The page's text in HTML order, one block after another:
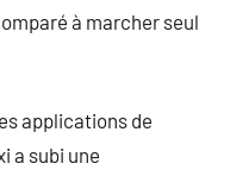
à marcher seul
applications de
a subi une